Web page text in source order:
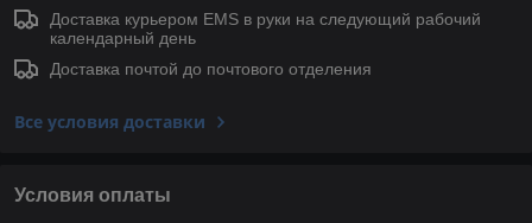
Доставка курьером EMS в руки на следующий рабочий
календарный день
Доставка почтой до почтового отделения
Все условия доставки
Условия оплаты